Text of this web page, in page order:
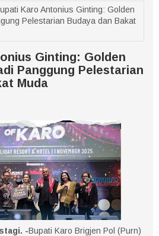
Karo Antonius Ginting: Golden
Pelestarian Budaya dan Bakat
Ginting: Golden
Panggung Pelestarian
Muda
-Bupati Karo Brigjen Pol (Purn)